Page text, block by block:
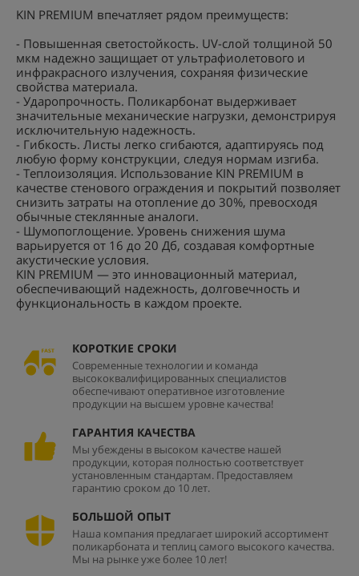
KIN PREMIUM впечатляет рядом преимуществ:
- Повышенная светостойкость. UV-слой толщиной 50
мкм надежно защищает от ультрафиолетового и
инфракрасного излучения, сохраняя физические
свойства материала.
- Ударопрочность. Поликарбонат выдерживает
значительные механические нагрузки, демонстрируя
исключительную надежность.
- Гибкость. Листы легко сгибаются, адаптируясь под
любую форму конструкции, следуя нормам изгиба.
- Теплоизоляция. Использование KIN PREMIUM в
качестве стенового ограждения и покрытий позволяет
снизить затраты на отопление до 30%, превосходя
обычные стеклянные аналоги.
- Шумопоглощение. Уровень снижения шума
варьируется от 16 до 20 Дб, создавая комфортные
акустические условия.
KIN PREMIUM — это инновационный материал,
обеспечивающий надежность, долговечность и
функциональность в каждом проекте.
КОРОТКИЕ СРОКИ
Современные технологии и команда
высококвалифицированных специалистов
обеспечивают оперативное изготовление
продукции на высшем уровне качества!
ГАРАНТИЯ КАЧЕСТВА
Мы убеждены в высоком качестве нашей
продукции, которая полностью соответствует
установленным стандартам. Предоставляем
гарантию сроком до 10 лет.
БОЛЬШОЙ ОПЫТ
Наша компания предлагает широкий ассортимент
поликарбоната и теплиц самого высокого качества.
Мы на рынке уже более 10 лет!